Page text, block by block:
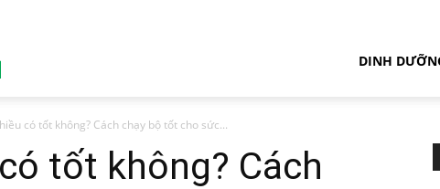
DINH
có tốt không? Cách chạy bộ tốt cho sức...
tốt không? Cách